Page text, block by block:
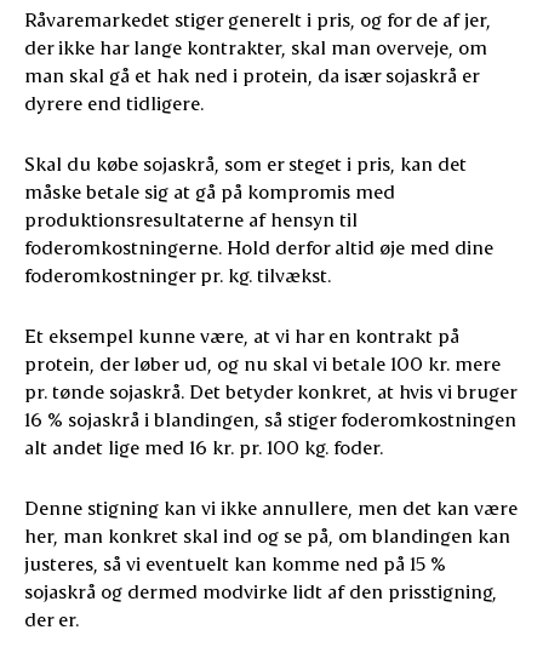
Råvaremarkedet stiger generelt i pris, og for de af jer,
der ikke har lange kontrakter, skal man overveje, om
man skal gå et hak ned i protein, da især sojaskrå er
dyrere end tidligere.
Skal du købe sojaskrå, som er steget i pris, kan det
måske betale sig at gå på kompromis med
produktionsresultaterne af hensyn til
foderomkostningerne. Hold derfor altid øje med dine
foderomkostninger pr. kg. tilvækst.
Et eksempel kunne være, at vi har en kontrakt på
protein, der løber ud, og nu skal vi betale 100 kr. mere
pr. tønde sojaskrå. Det betyder konkret, at hvis vi bruger
16 % sojaskrå i blandingen, så stiger foderomkostningen
alt andet lige med 16 kr. pr. 100 kg. foder.
Denne stigning kan vi ikke annullere, men det kan være
her, man konkret skal ind og se på, om blandingen kan
justeres, så vi eventuelt kan komme ned på 15 %
sojaskrå og dermed modvirke lidt af den prisstigning,
der er.